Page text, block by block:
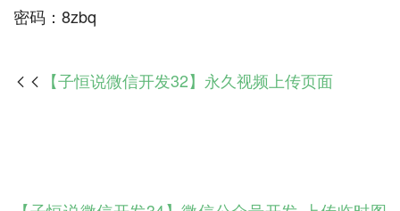
 【子恒说微信开发32】永久视频上传页面